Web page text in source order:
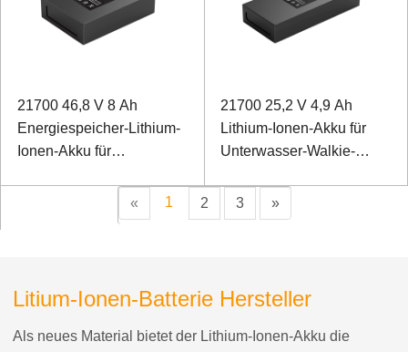
21700 46,8 V 8 Ah
Energiespeicher-Lithium-
Ionen-Akku für
21700 25,2 V 4,9 Ah
Lithium-Ionen-Akku für
Unterwasser-Walkie-
«
1 2 3 »
Litium-Ionen-Batterie Hersteller
Als neues Material bietet der Lithium-Ionen-Akku die